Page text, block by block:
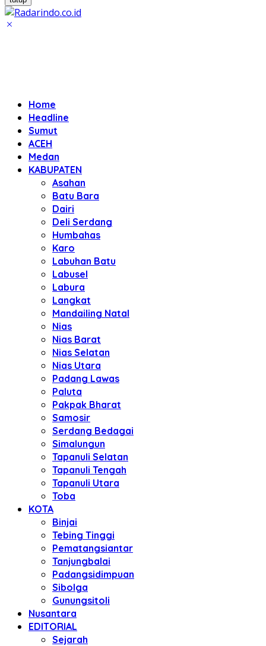
Home
Headline
Sumut
ACEH
Medan
KABUPATEN
Asahan
Batu Bara
Dairi
Deli Serdang
Humbahas
Karo
Labuhan Batu
Labusel
Labura
Langkat
Mandailing Natal
Nias
Nias Barat
Nias Selatan
Nias Utara
Padang Lawas
Paluta
Pakpak Bharat
Samosir
Serdang Bedagai
Simalungun
Tapanuli Selatan
Tapanuli Tengah
Tapanuli Utara
Toba
KOTA
Binjai
Tebing Tinggi
Pematangsiantar
Tanjungbalai
Padangsidimpuan
Sibolga
Gunungsitoli
Nusantara
EDITORIAL
Sejarah